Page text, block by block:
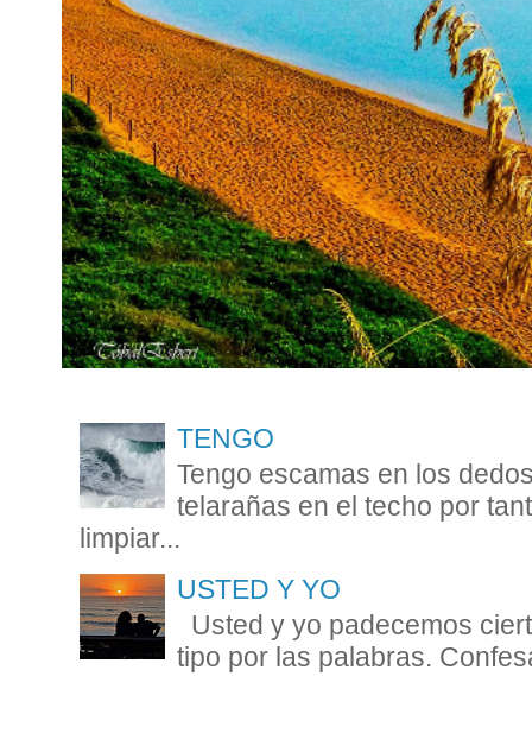
TENGO
Tengo escamas en los
telarañas en el techo por
limpiar...
USTED Y YO
Usted y yo padecemos
tipo por las palabras.